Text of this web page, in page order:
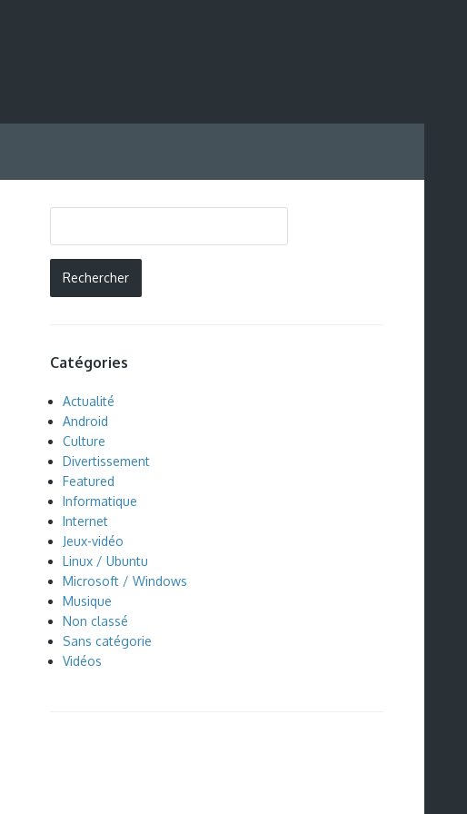
Catégories
Actualité
Android
Culture
Divertissement
Featured
Informatique
Internet
Jeux-vidéo
Linux / Ubuntu
Microsoft / Windows
Musique
Non classé
Sans catégorie
Vidéos